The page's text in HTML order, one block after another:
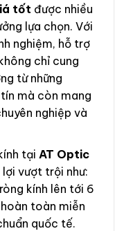
tốt được nhiều
lựa chọn. Với
nghiệm, hỗ trợ
chỉ cung
từ những
mà còn mang
nghiệp và
tại AT Optic
vượt trội như:
kính lên tới 6
toàn miễn
quốc tế.